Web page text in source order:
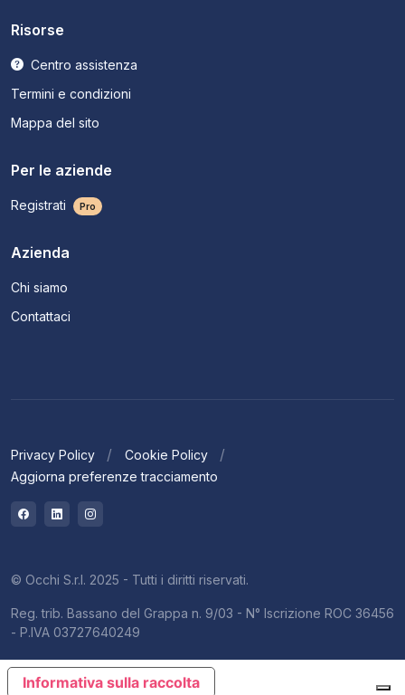
Risorse
Centro assistenza
Termini e condizioni
Mappa del sito
Per le aziende
Registrati Pro
Azienda
Chi siamo
Contattaci
Privacy Policy
Cookie Policy
Aggiorna preferenze tracciamento
© Occhi S.r.l. 2025 - Tutti i diritti riservati.
Reg. trib. Bassano del Grappa n. 9/03 - N° Iscrizione ROC 36456
- P.IVA 03727640249
Informativa sulla raccolta